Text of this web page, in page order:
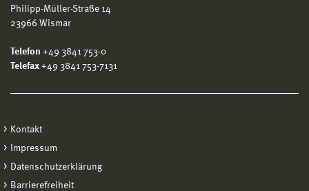
Philipp-Müller-Straße 14
23966 Wismar
Telefon +49 3841 753-0
Telefax +49 3841 753-7131
Kontakt
Impressum
Datenschutzerklärung
Barrierefreiheit